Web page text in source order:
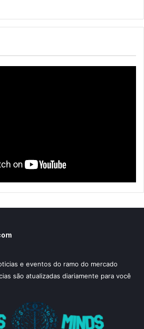
e eventos do ramo do mercado
são atualizadas diariamente para você